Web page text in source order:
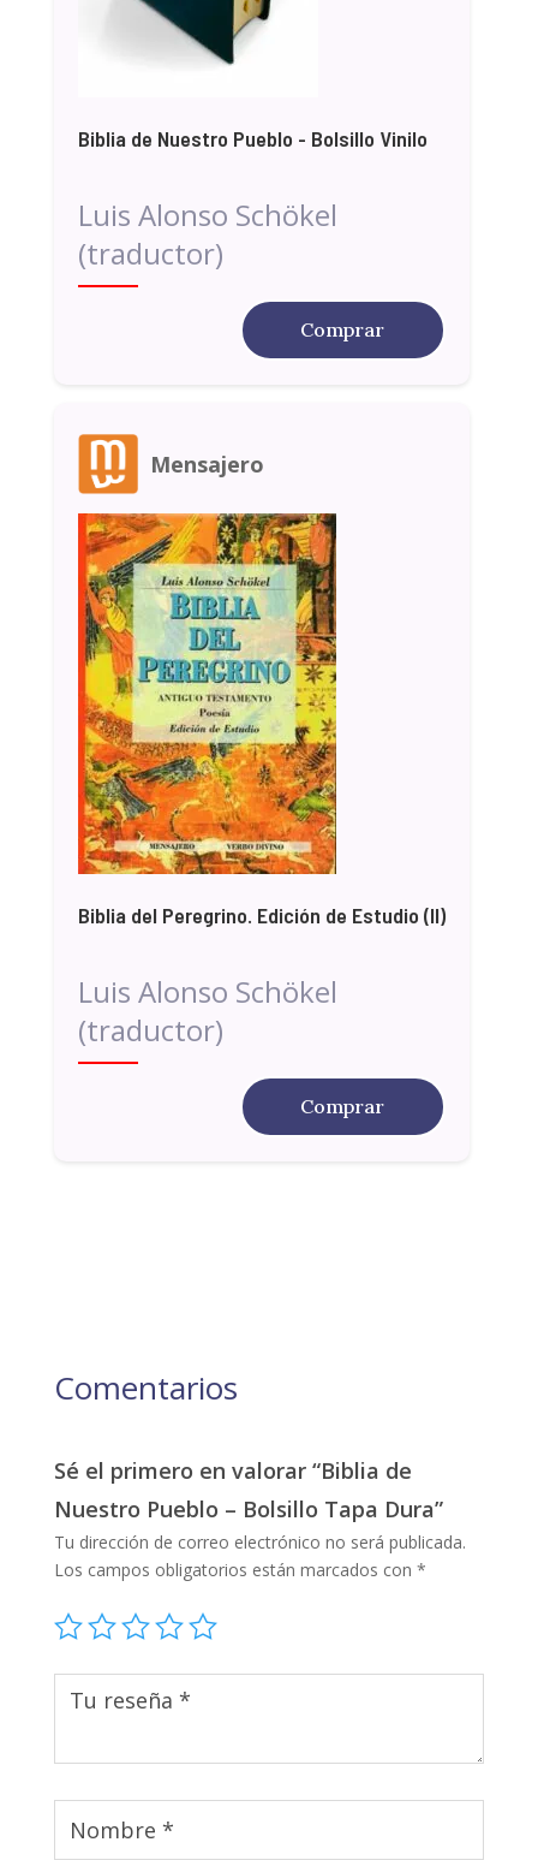
Biblia de Nuestro Pueblo - Bolsillo Vinilo
Luis Alonso Schökel
(traductor)
Comprar
Mensajero
Biblia del Peregrino. Edición de Estudio (II)
Luis Alonso Schökel
(traductor)
Comprar
Comentarios
Sé el primero en valorar “Biblia de
Nuestro Pueblo – Bolsillo Tapa Dura”
Tu dirección de correo electrónico no será publicada.
Los campos obligatorios están marcados con *